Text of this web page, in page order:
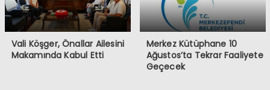
Vali Köşger, Önallar Ailesini
Makamında Kabul Etti
Merkez Kütüphane 10
Ağustos’ta Tekrar Faaliyete
Geçecek